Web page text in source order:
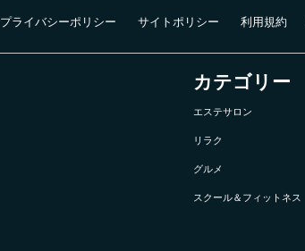
プライバシーポリシー サイトポリシー 利用規約
カテゴリー
エステサロン
リラク
グルメ
スクール＆フィットネス